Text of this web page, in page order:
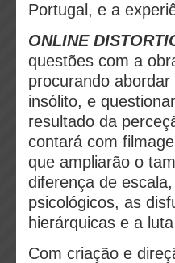
Portugal, e a
ONLINE
questões com a
procurando
insólito, e
resultado da
contará com
que ampliarão o
diferença de
psicológicos, as
hierárquicas e a
Com criação e